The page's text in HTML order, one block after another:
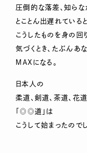
圧倒的な落差、知らな
とことん出遅れている
こうしたものを身の回
気づくとき、たぶんあ
ＭＡＸになる。
日本人の
柔道、剣道、茶道、花
「◎◎道」は
こうして始まったのでし